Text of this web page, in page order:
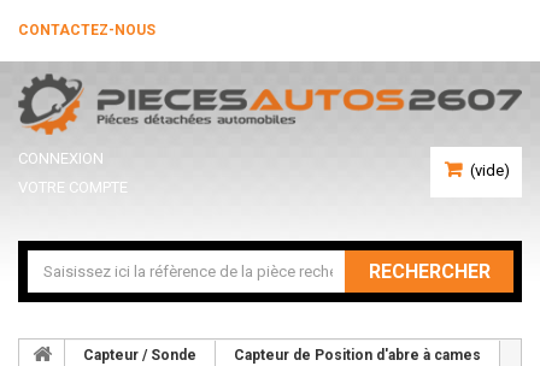
CONTACTEZ-NOUS
(vide)
CONNEXION
VOTRE COMPTE
RECHERCHER
Capteur / Sonde
Capteur de Position d'abre à cames